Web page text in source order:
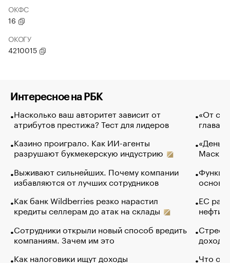
ОКФС
16
ОКОГУ
4210015
Интересное на РБК
Насколько ваш авторитет зависит от
атрибутов престижа? Тест для лидеров
Казино проиграло. Как ИИ-агенты
разрушают букмекерскую индустрию
Выживают сильнейших. Почему компании
избавляются от лучших сотрудников
Как банк Wildberries резко нарастил
кредиты селлерам до атак на склады
Сотрудники открыли новый способ вредить
компаниям. Зачем им это
Как налоговики ищут доходы
«От
глава
Маск в
основ
ЕС
нефти
Что